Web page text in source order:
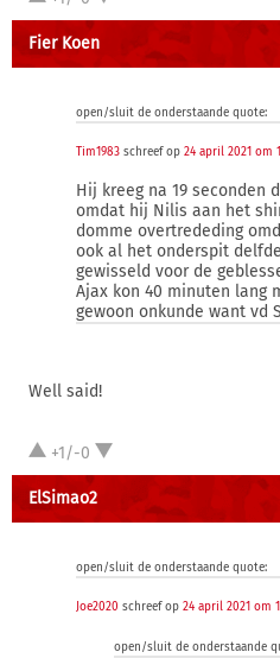
Fier Koen
open/sluit de onderstaande quote:
Tim1983 schreef op 24 april 2021 om
Hij kreeg na 19 seconden
omdat hij Nilis aan het
domme overtrededing
ook al het onderspit
gewisseld voor de
Ajax kon 40 minuten lang
gewoon onkunde want vd
Well said!
+1/-0
ElSimao2
open/sluit de onderstaande quote:
Joe2020 schreef op 24 april 2021 om
open/sluit de onderstaande